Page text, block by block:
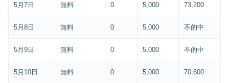
5月7日 無料 0 5,000 73,200
5月8日 無料 0 5,000 不的中
5月9日 無料 0 5,000 不的中
5月10日 無料 0 5,000 70,600